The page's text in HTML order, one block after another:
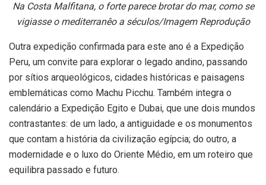
Na Costa Malfitana, o forte parece brotar do mar, como se
vigiasse o mediterranêo a séculos/Imagem Reprodução
Outra expedição confirmada para este ano é a Expedição
Peru, um convite para explorar o legado andino, passando
por sítios arqueológicos, cidades históricas e paisagens
emblemáticas como Machu Picchu. Também integra o
calendário a Expedição Egito e Dubai, que une dois mundos
contrastantes: de um lado, a antiguidade e os monumentos
que contam a história da civilização egípcia; do outro, a
modernidade e o luxo do Oriente Médio, em um roteiro que
equilibra passado e futuro.